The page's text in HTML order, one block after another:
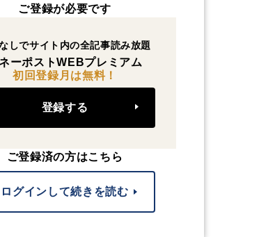
ご登録が必要です
しでサイト内の全記事読み放題
ーポストWEBプレミアム
初回登録月は無料！
登録する
ご登録済の方はこちら
ログインして続きを読む